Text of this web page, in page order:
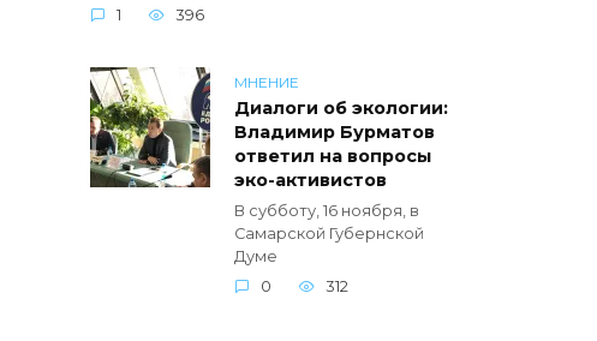
1
396
МНЕНИЕ
Диалоги об экологии:
Владимир Бурматов
ответил на вопросы
эко-активистов
В субботу, 16 ноября, в
Самарской Губернской
Думе
0
312